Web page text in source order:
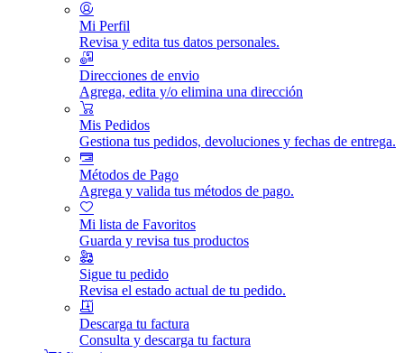
Mi Perfil
Revisa y edita tus datos personales.
Direcciones de envio
Agrega, edita y/o elimina una dirección
Mis Pedidos
Gestiona tus pedidos, devoluciones y fechas de entrega.
Métodos de Pago
Agrega y valida tus métodos de pago.
Mi lista de Favoritos
Guarda y revisa tus productos
Sigue tu pedido
Revisa el estado actual de tu pedido.
Descarga tu factura
Consulta y descarga tu factura